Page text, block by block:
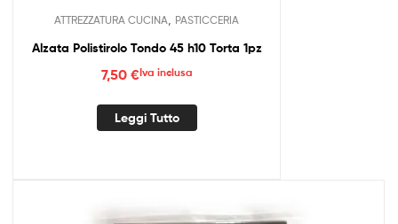
ATTREZZATURA CUCINA PASTICCERIA
Alzata Polistirolo Tondo 45 h10 Torta 1pz
7,50 €Iva inclusa
Leggi Tutto